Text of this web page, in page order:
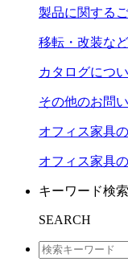
製品に関する
移転・改装な
カタログにつ
その他のお問
オフィス家具
オフィス家具
キーワード検索
SEARCH